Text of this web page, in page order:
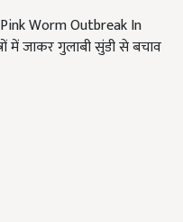
Worm Outbreak In
में जाकर गुलाबी सुंडी से बचाव